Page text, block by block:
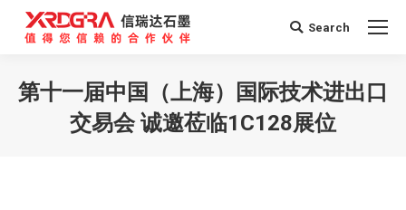
Search:
Search
第十一届中国（上海）国际技术进出口
交易会 诚邀莅临1C128展位